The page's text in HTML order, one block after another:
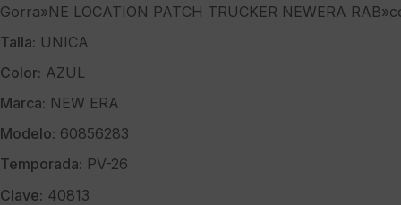
Gorra»NE LOCATION PATCH TRUCKER NEWERA
Talla: UNICA
Color: AZUL
Marca: NEW ERA
Modelo: 60856283
Temporada: PV-26
Clave: 40813